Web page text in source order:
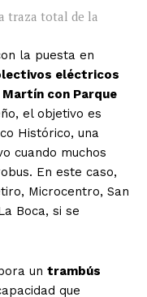
traza total de la
la puesta en
eléctricos
Martín con Parque
el objetivo es
Histórico, una
cuando muchos
En este caso,
Microcentro, San
Boca, si se
un trambús
que